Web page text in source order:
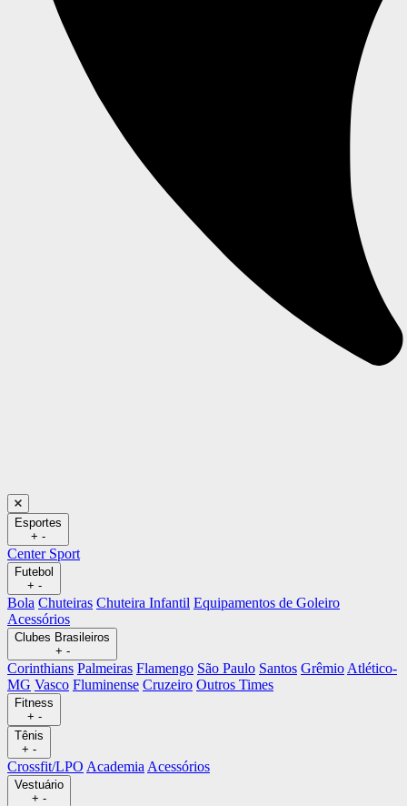
Esportes
+ -
Center Sport
Futebol
+ -
Bola Chuteiras Chuteira Infantil Equipamentos de Goleiro
Acessórios
Clubes Brasileiros
+ -
Corinthians Palmeiras Flamengo São Paulo Santos Grêmio Atlético-
MG Vasco Fluminense Cruzeiro Outros Times
Fitness
+ -
Tênis
+ -
Crossfit/LPO Academia Acessórios
Vestuário
+ -